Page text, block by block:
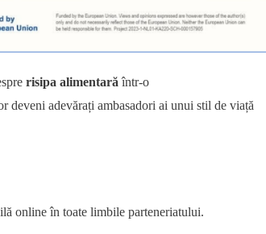
risipa alimentară într-o
deveni adevărați ambasadori ai unui stil de viață
online în toate limbile parteneriatului.